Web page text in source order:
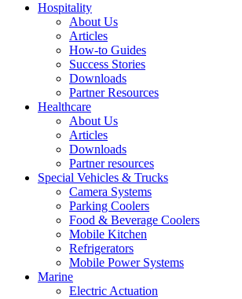
Hospitality
About Us
Articles
How-to Guides
Success Stories
Downloads
Partner Resources
Healthcare
About Us
Articles
Downloads
Partner resources
Special Vehicles & Trucks
Camera Systems
Parking Coolers
Food & Beverage Coolers
Mobile Kitchen
Refrigerators
Mobile Power Systems
Marine
Electric Actuation